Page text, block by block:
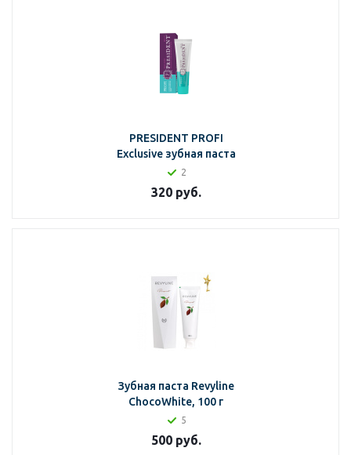
PRESIDENT PROFI
Exclusive зубная паста
2
320руб.
Зубная паста Revyline
ChocoWhite, 100 г
5
500руб.